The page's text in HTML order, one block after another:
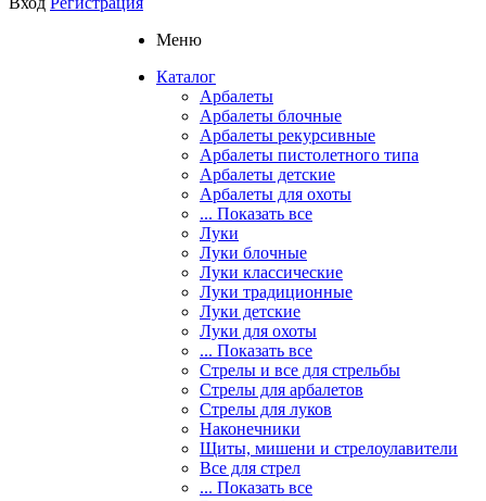
Меню
Каталог
Арбалеты
Арбалеты блочные
Арбалеты рекурсивные
Арбалеты пистолетного типа
Арбалеты детские
Арбалеты для охоты
... Показать все
Луки
Луки блочные
Луки классические
Луки традиционные
Луки детские
Луки для охоты
... Показать все
Стрелы и все для стрельбы
Стрелы для арбалетов
Стрелы для луков
Наконечники
Щиты, мишени и стрелоулавители
Все для стрел
... Показать все